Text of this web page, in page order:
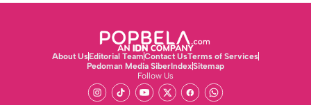
About UsEditorial TeamContact UsTerms of Services
Pedoman Media SiberIndexSitemap
Follow Us